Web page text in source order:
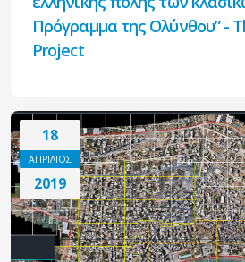
Πρόγραμμα της Ολύνθου” -
Project
18
ΑΠΡΙΛΙΟΣ
2019